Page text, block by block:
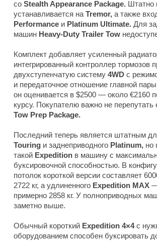
со Stealth Appearance Package. Штатно
устанавливается на Tremor, а также
Performance и Platinum Ultimate. Для
машин Heavy-Duty Trailer Tow
Комплект добавляет усиленный
интегрированный контроллер тормозов
двухступенчатую систему 4WD с
и передаточное отношение главной
он оценивается в $2500 — около €2160
курсу. Покупателю важно не перепутать
Tow Prep Package.
Последний теперь является штатным
Touring и заднеприводного Platinum, но
такой Expedition в машину с
буксировочной способностью. В
потолок короткой версии составляет
2722 кг, а удлиненного Expedition MAX
примерно 2858 кг. У полноприводных
заметно выше.
Обычный короткий Expedition 4×4с
оборудованием способен буксировать